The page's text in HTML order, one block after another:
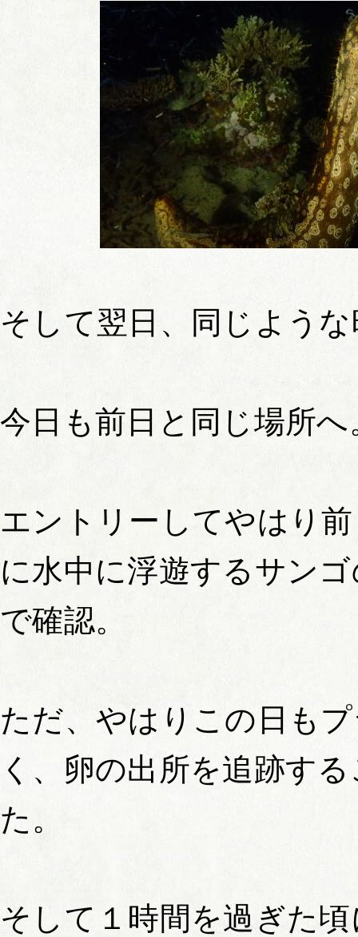
そして翌日、同じよう
今日も前日と同じ場所へ
エントリーしてやはり
に水中に浮遊するサン
で確認。
ただ、やはりこの日も
く、卵の出所を追跡す
た。
そして１時間を過ぎた